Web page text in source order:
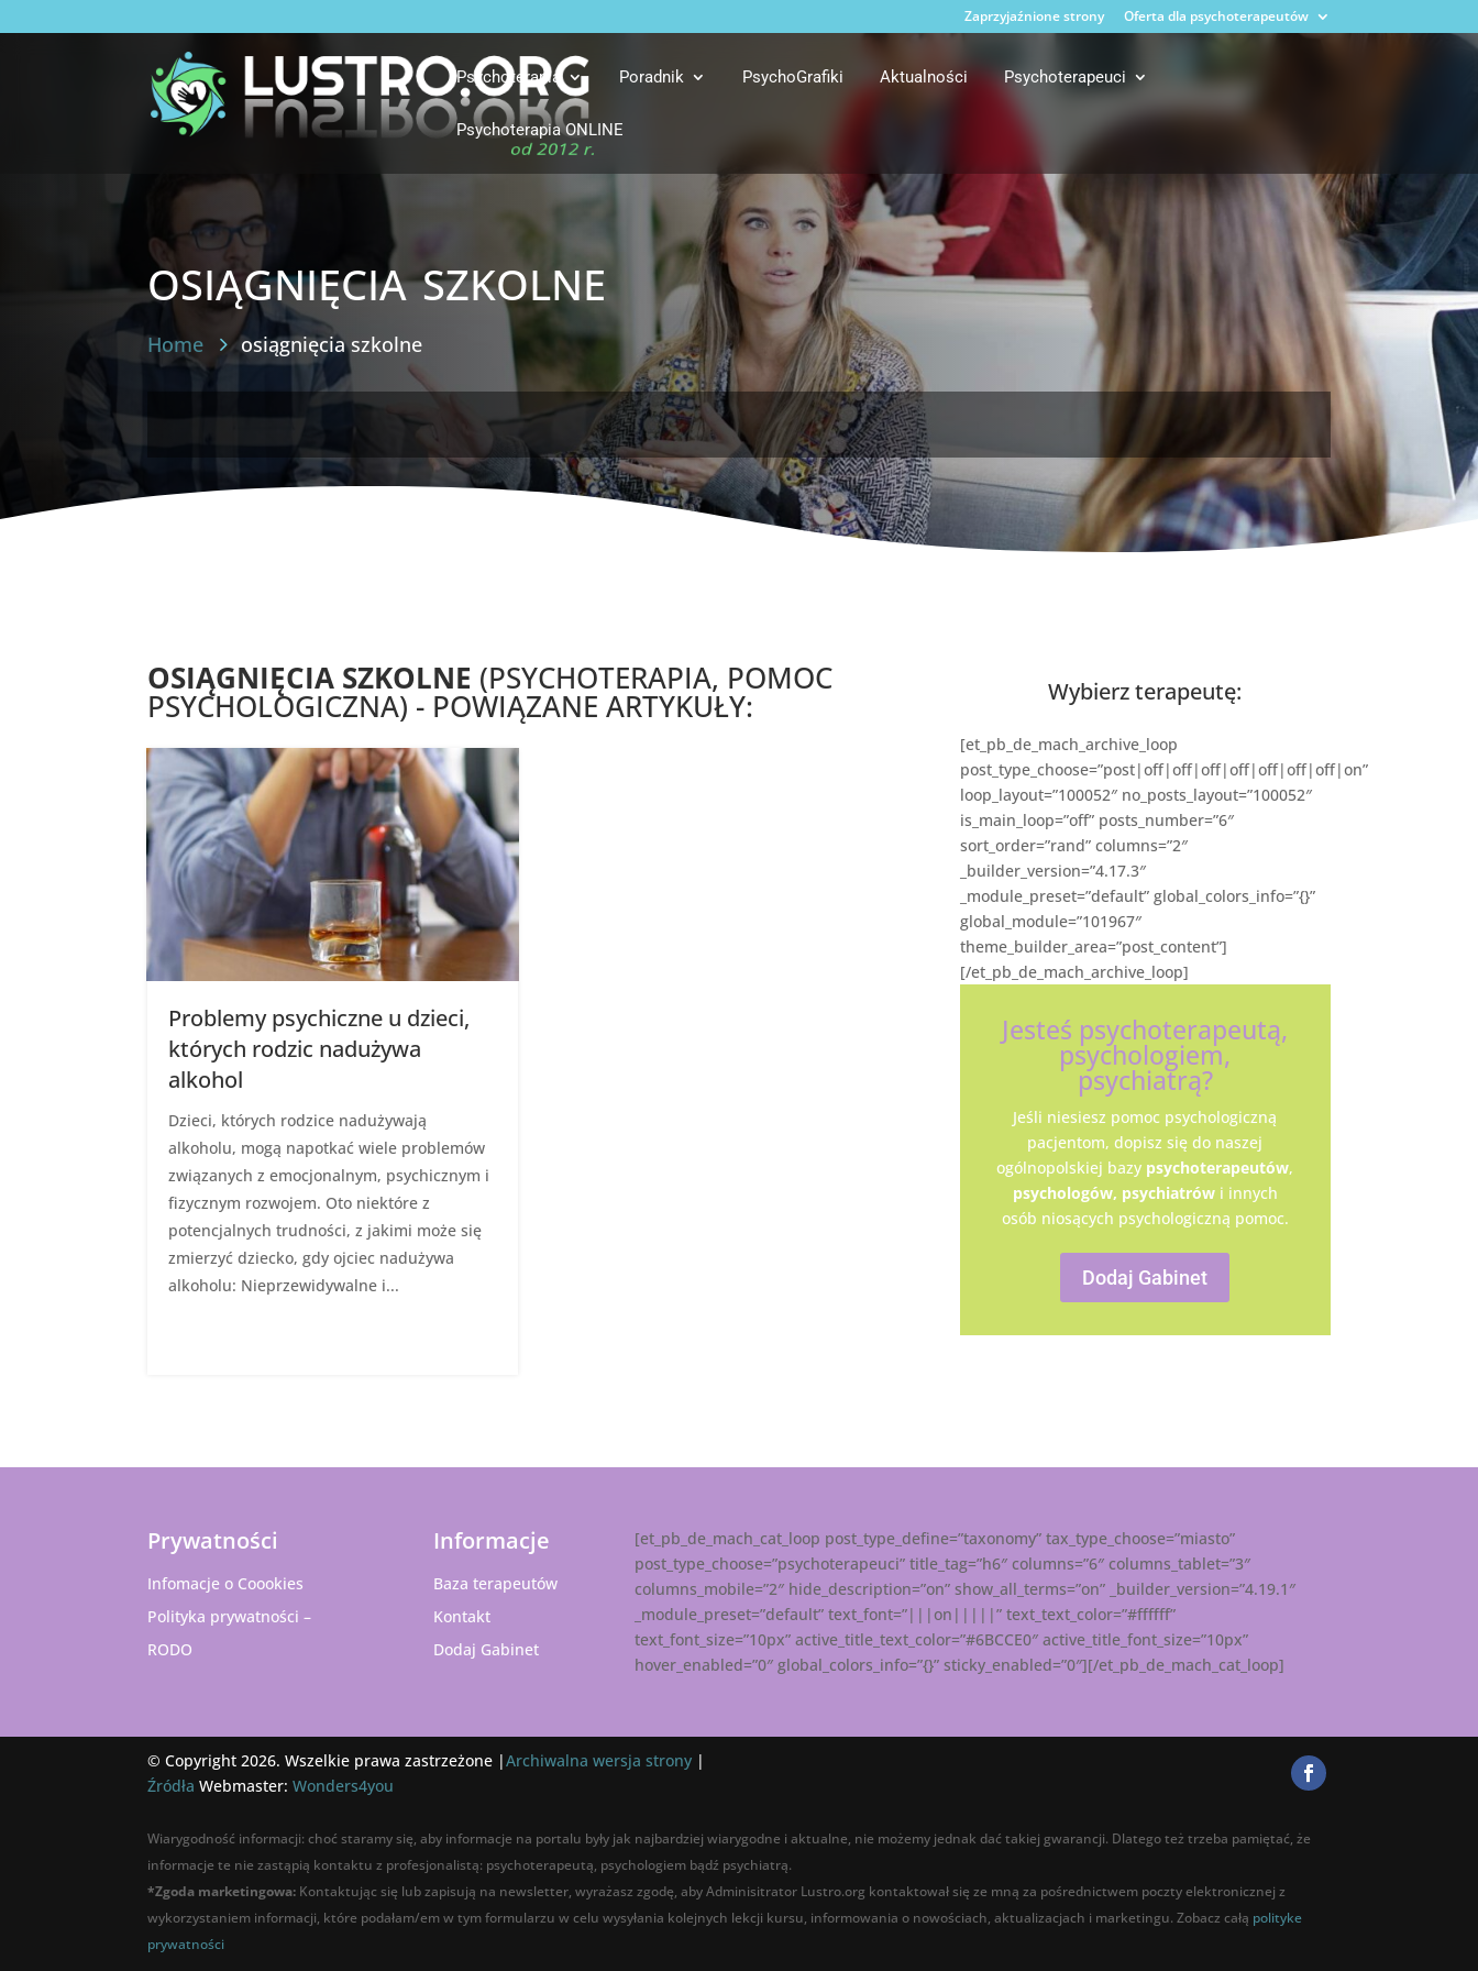
Zaprzyjaźnione strony Oferta dla psychoterapeutów
Psychoterapia Poradnik PsychoGrafiki Aktualności Psychoterapeuci
Psychoterapia ONLINE
osiągnięcia szkolne
Home osiągnięcia szkolne
OSIĄGNIĘCIA SZKOLNE (PSYCHOTERAPIA, POMOC
PSYCHOLOGICZNA) - POWIĄZANE ARTYKUŁY:
Problemy psychiczne u dzieci,
których rodzic nadużywa
alkohol
Dzieci, których rodzice nadużywają
alkoholu, mogą napotkać wiele problemów
związanych z emocjonalnym, psychicznym i
fizycznym rozwojem. Oto niektóre z
potencjalnych trudności, z jakimi może się
zmierzyć dziecko, gdy ojciec nadużywa
alkoholu: Nieprzewidywalne i...
Wybierz terapeutę:
[et_pb_de_mach_archive_loop
post_type_choose=”post|off|off|off|off|off|off|off|on”
loop_layout=”100052″ no_posts_layout=”100052″
is_main_loop=”off” posts_number=”6″
sort_order=”rand” columns=”2″
_builder_version=”4.17.3″
_module_preset=”default” global_colors_info=”{}”
global_module=”101967″
theme_builder_area=”post_content”]
[/et_pb_de_mach_archive_loop]
Jesteś psychoterapeutą,
psychologiem,
psychiatrą?
Jeśli niesiesz pomoc psychologiczną
pacjentom, dopisz się do naszej
ogólnopolskiej bazy psychoterapeutów,
psychologów, psychiatrówi innych
osób niosących psychologiczną pomoc.
Dodaj Gabinet
Prywatności
Infomacje o Coookies
Polityka prywatności –
RODO
Informacje
Baza terapeutów
Kontakt
Dodaj Gabinet
[et_pb_de_mach_cat_loop post_type_define=”taxonomy” tax_type_choose=”miasto”
post_type_choose=”psychoterapeuci” title_tag=”h6″ columns=”6″ columns_tablet=”3″
columns_mobile=”2″ hide_description=”on” show_all_terms=”on” _builder_version=”4.19.1″
_module_preset=”default” text_font=”|||on|||||” text_text_color=”#ffffff”
text_font_size=”10px” active_title_text_color=”#6BCCE0″ active_title_font_size=”10px”
hover_enabled=”0″ global_colors_info=”{}” sticky_enabled=”0″][/et_pb_de_mach_cat_loop]
© Copyright 2026. Wszelkie prawa zastrzeżone |Archiwalna wersja strony |
Źródła Webmaster:Wonders4you
Wiarygodność informacji: choć staramy się, aby informacje na portalu były jak najbardziej wiarygodne i aktualne, nie możemy jednak dać takiej gwarancji. Dlatego też trzeba pamiętać, że
informacje te nie zastąpią kontaktu z profesjonalistą: psychoterapeutą, psychologiem bądź psychiatrą.
*Zgoda marketingowa: Kontaktując się lub zapisują na newsletter, wyrażasz zgodę, aby Adminisitrator Lustro.org kontaktował się ze mną za pośrednictwem poczty elektronicznej z
wykorzystaniem informacji, które podałam/em w tym formularzu w celu wysyłania kolejnych lekcji kursu, informowania o nowościach, aktualizacjach i marketingu. Zobacz całą polityke
prywatności